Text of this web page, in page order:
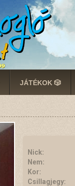
JÁTÉKOK 🎲
Nick:
Nem:
Kor:
Csillagjegy: